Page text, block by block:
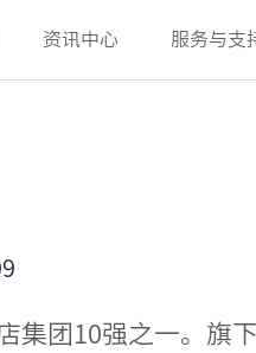
资讯中心 服务与支
集团10强之一。旗